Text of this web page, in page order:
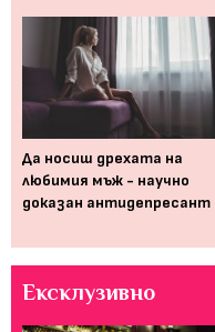
Да носиш дрехата на
любимия мъж - научно
доказан антидепресант
Ексклузивно